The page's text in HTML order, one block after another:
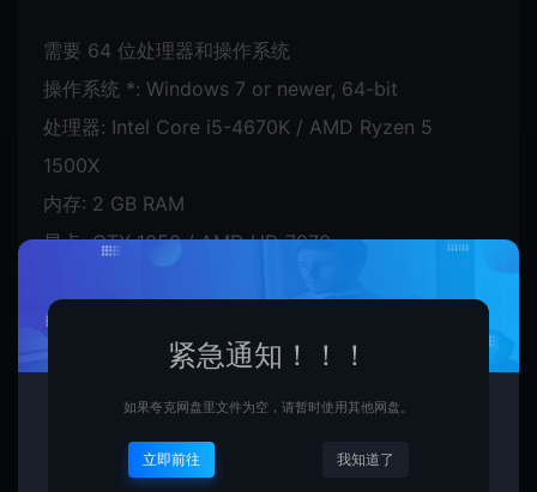
需要 64 位处理器和操作系统
操作系统 *: Windows 7 or newer, 64-bit
处理器: Intel Core i5-4670K / AMD Ryzen 5
1500X
内存: 2 GB RAM
显卡: GTX 1050 / AMD HD 7970
紧急通知！！！
如果夸克网盘里文件为空，请暂时使用其他网盘。
立即前往 我知道了